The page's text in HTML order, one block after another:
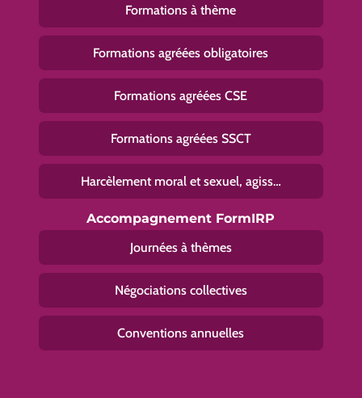
Formations à thème
Formations agréées obligatoires
Formations agréées CSE
Formations agréées SSCT
Harcèlement moral et sexuel, agiss…
Accompagnement FormIRP
Journées à thèmes
Négociations collectives
Conventions annuelles